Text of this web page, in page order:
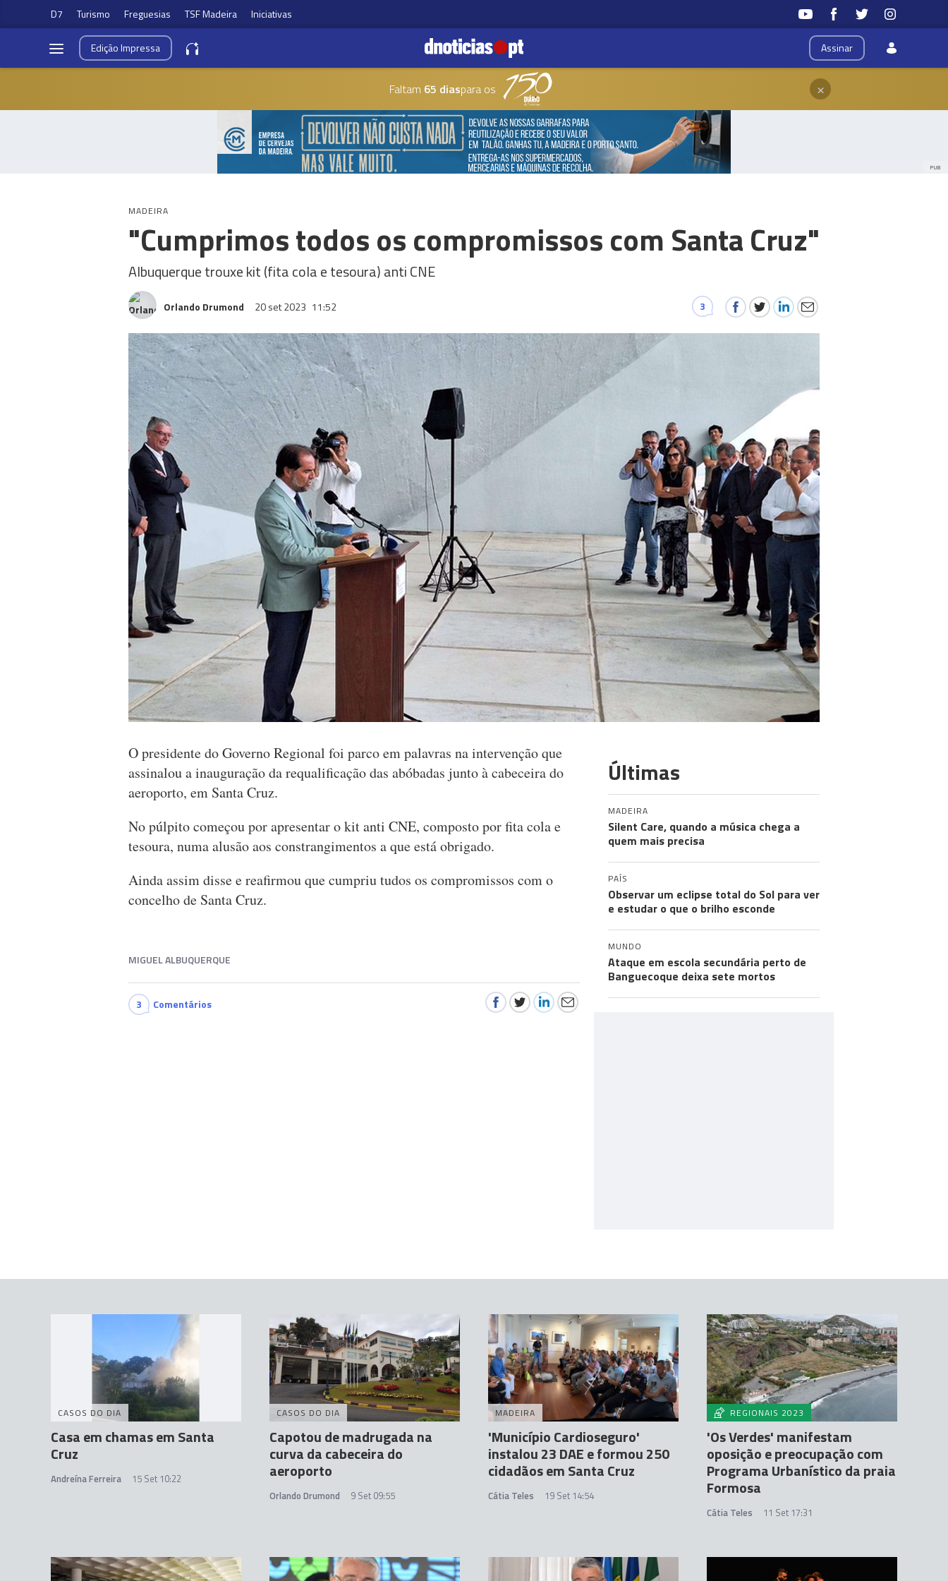
D7 Turismo Freguesias TSF Madeira Iniciativas
Assinar
EdiçãoImpressa
Faltam 65 diaspara os ×
PUB
MADEIRA
"Cumprimos todos os compromissos com Santa Cruz"
Albuquerque trouxe kit (fita cola e tesoura) anti CNE
Orlando Drumond 20 set 2023 11:52 3
O presidente do Governo Regional foi parco em palavras na intervenção que
assinalou a inauguração da requalificação das abóbadas junto à cabeceira do
aeroporto, em Santa Cruz.
No púlpito começou por apresentar o kit anti CNE, composto por fita cola e
tesoura, numa alusão aos constrangimentos a que está obrigado.
Ainda assim disse e reafirmou que cumpriu tudos os compromissos com o
concelho de Santa Cruz.
MIGUEL ALBUQUERQUE
3 Comentários
Últimas
MADEIRA
Silent Care, quando a música chega a
quem mais precisa
PAÍS
Observar um eclipse total do Sol para ver
e estudar o que o brilho esconde
MUNDO
Ataque em escola secundária perto de
Banguecoque deixa sete mortos
CASOS DO DIA
Casa em chamas em Santa
Cruz
Andreína Ferreira 15 Set 10:22
CASOS DO DIA
Capotou de madrugada na
curva da cabeceira do
aeroporto
Orlando Drumond 9 Set 09:55
MADEIRA
'Município Cardioseguro'
instalou 23 DAE e formou 250
cidadãos em Santa Cruz
Cátia Teles 19 Set 14:54
REGIONAIS 2023
'Os Verdes' manifestam
oposição e preocupação com
Programa Urbanístico da praia
Formosa
Cátia Teles 11 Set 17:31